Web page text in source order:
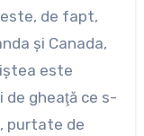
de fapt,
şi Canada,
este
de gheaţă ce s-
purtate de